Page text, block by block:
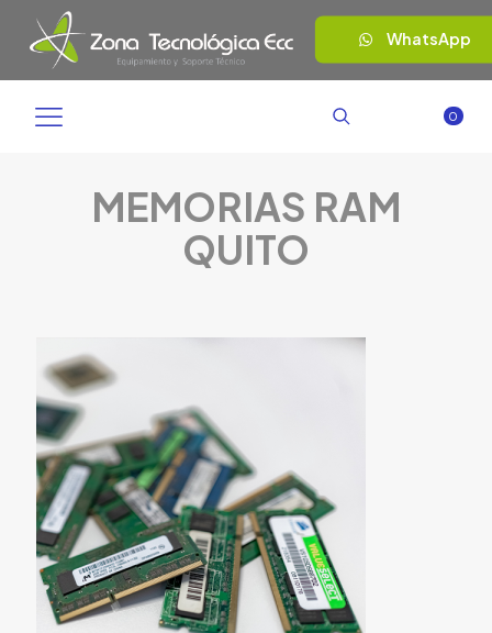
WhatsApp
0
MEMORIAS RAM
QUITO